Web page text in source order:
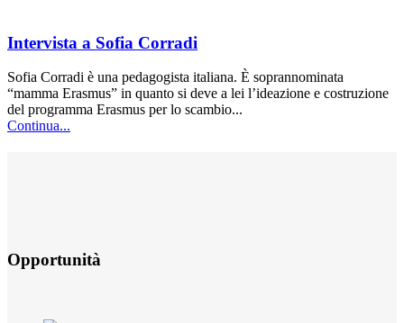
Intervista a Sofia Corradi
Sofia Corradi è una pedagogista italiana. È soprannominata
“mamma Erasmus” in quanto si deve a lei l’ideazione e costruzione
del programma Erasmus per lo scambio...
Continua...
Opportunità